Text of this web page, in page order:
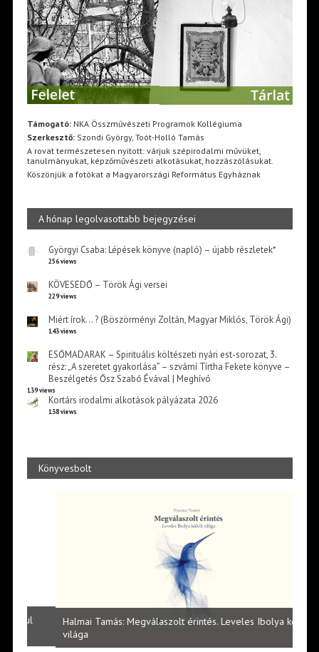
Támogató:NKA Összművészeti Programok Kollégiuma
Szerkesztő:Szondi György, Toót-Holló Tamás
A rovat természetesen nyitott: várjuk szépirodalmi művüket,
tanulmányukat, képzőművészeti alkotásukat, hozzászólásukat.
Köszönjük a fotókat a Magyarországi Református Egyháznak
A hónap legolvasottabb bejegyzései
Györgyi Csaba: Lépések könyve (napló) – újabb részletek*
256 views
KÖVESEDŐ – Török Ági versei
229 views
Miért írok… ? (Böszörményi Zoltán, Magyar Miklós, Török Ági)
143 views
ESŐMADARAK – Spirituális költészeti nyári est-sorozat, 3.
rész: „A szeretet gyakorlása” – szvámí Tírtha Fekete könyve –
Beszélgetés Ősz Szabó Évával | Meghívó
139 views
Kortárs irodalmi alkotások pályázata 2026
138 views
Könyvesbolt
Halmai Tamás: Megválaszolt érintés. Leveles Ibolya költői